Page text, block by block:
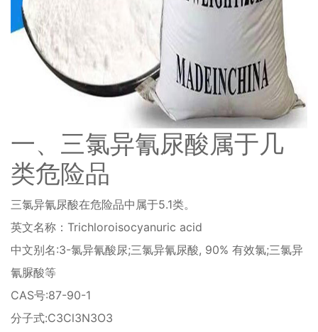
一、三氯异氰尿酸属于几
类危险品
三氯异氰尿酸在危险品中属于5.1类。
英文名称：Trichloroisocyanuric acid
中文别名:3-氯异氰酸尿;三氯异氰尿酸, 90% 有效氯;三氯异
氰脲酸等
CAS号:87-90-1
分子式:C3Cl3N3O3